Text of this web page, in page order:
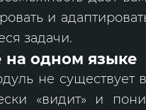
и
задачи.
на одном языке
не существует
«видит» и